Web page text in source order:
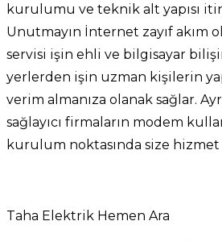
kurulumu ve teknik alt yapısı
Unutmayın İnternet zayıf akım
servisi işin ehli ve bilgisayar
yerlerden işin uzman kişilerin
verim almanıza olanak sağlar.
sağlayıcı firmaların modem
kurulum noktasında size
Taha Elektrik Hemen Ara